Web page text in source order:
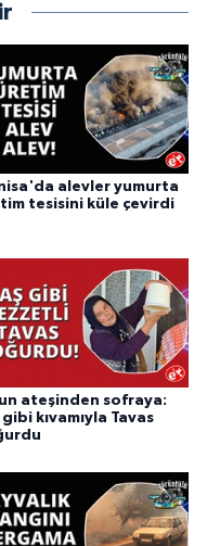
alevler yumurta
tesisini küle çevirdi
ateşinden sofraya:
gibi kıvamıyla Tavas